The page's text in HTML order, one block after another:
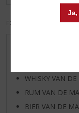
EXCL. BTW
WHISKY VAN
RUM VAN DE
BIER VAN DE